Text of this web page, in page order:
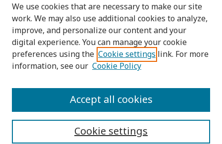
Browse
Collections
Disciplines
Authors
We use cookies that are necessary to make our site
work. We may also use additional cookies to analyze,
improve, and personalize our content and your
digital experience. You can manage your cookie
preferences using the Cookie settings link. For more
information, see our Cookie Policy
Cookie settings
Accept all cookies